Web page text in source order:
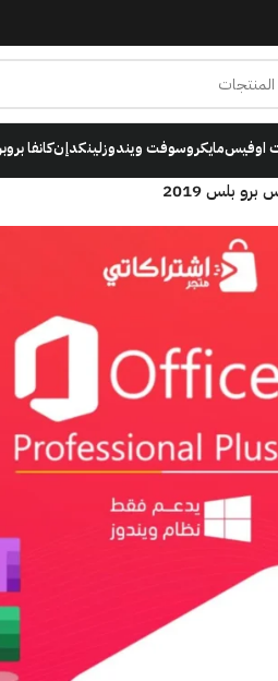
اوفيسمايكروسوفت ويندوزلينكدإنكانفا برو
بلس 2019